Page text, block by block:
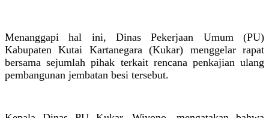
Menanggapi hal ini, Dinas Pekerjaan Umum (PU)
Kabupaten Kutai Kartanegara (Kukar) menggelar rapat
bersama sejumlah pihak terkait rencana penkajian ulang
pembangunan jembatan besi tersebut.